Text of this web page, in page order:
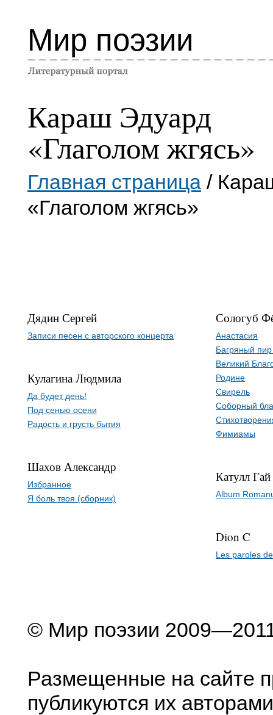
Мир поэзии
Караш Эдуард
«Глаголом жгясь»
Главная страница /
«Глаголом жгясь»
Дядин Сергей
Записи песен с авторского концерта
Кулагина Людмила
Да будет день!
Под сенью осени
Радость и грусть бытия
Шахов Александр
Избранное
Я боль твоя (сборник)
Сологуб
Анастасия
Багряный пир
Великий
Родине
Свирель
Соборный
Фимиамы
Катулл
Album
Dion C
Les paroles
© Мир поэзии
Размещенные на сайте
публикуются их